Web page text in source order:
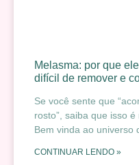
Melasma: por que
difícil de remover e
Se você sente que
rosto”, saiba que isso
Bem vinda ao universo
CONTINUAR LENDO »